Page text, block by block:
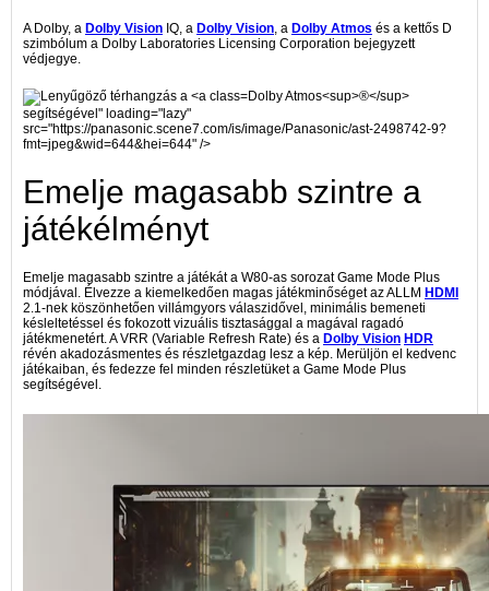
A Dolby, a Dolby Vision IQ, a Dolby Vision, a Dolby Atmos és a kettős D
szimbólum a Dolby Laboratories Licensing Corporation bejegyzett
védjegye.
Dolby Atmos<sup>®</sup>
segítségével" loading="lazy"
src="https://panasonic.scene7.com/is/image/Panasonic/ast-2498742-9?
fmt=jpeg&wid=644&hei=644" />
Emelje magasabb szintre a
játékélményt
Emelje magasabb szintre a játékát a W80-as sorozat Game Mode Plus
módjával. Élvezze a kiemelkedően magas játékminőséget az ALLM HDMI
2.1-nek köszönhetően villámgyors válaszidővel, minimális bemeneti
késleltetéssel és fokozott vizuális tisztasággal a magával ragadó
játékmenetért. A VRR (Variable Refresh Rate) és a Dolby Vision HDR
révén akadozásmentes és részletgazdag lesz a kép. Merüljön el kedvenc
játékaiban, és fedezze fel minden részletüket a Game Mode Plus
segítségével.